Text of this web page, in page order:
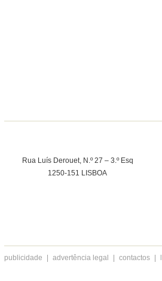
Rua Luís Derouet, N.º 27 – 3.º Esq
1250-151 LISBOA
publicidade advertência legal contactos